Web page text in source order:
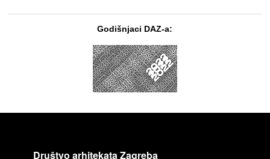
Godišnjaci DAZ-a:
Društvo arhitekata Zagreba